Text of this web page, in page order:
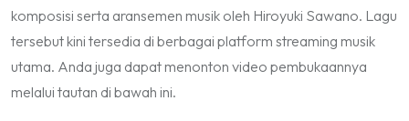
komposisi serta aransemen musik oleh Hiroyuki Sawano. Lagu
tersebut kini tersedia di berbagai platform streaming musik
utama. Anda juga dapat menonton video pembukaannya
melalui tautan di bawah ini.